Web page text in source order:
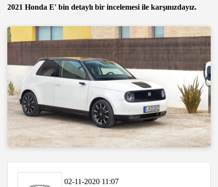
2021 Honda E' bin detaylı bir incelemesi ile karşınızdayız.
02-11-2020 11:07